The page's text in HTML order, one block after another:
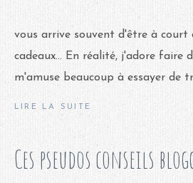
vous arrive souvent d'être à
cadeaux... En réalité, j'adore faire
m'amuse beaucoup à essayer de
LIRE LA SUITE
Ces pseudos conseils